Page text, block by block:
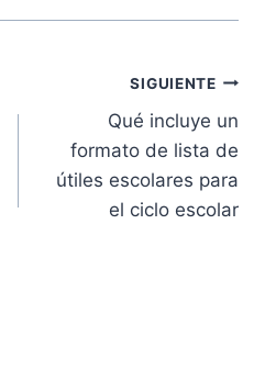
SIGUIENTE
Qué incluye un
formato de lista de
útiles escolares para
el ciclo escolar